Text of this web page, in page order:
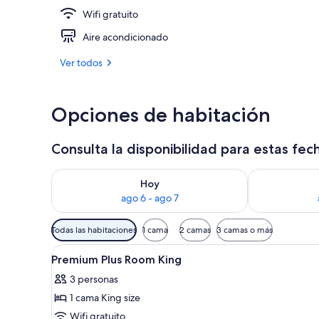
Wifi gratuito
Aire acondicionado
Ver todos
Opciones de habitación
Consulta la disponibilidad para estas
Hoy
ago 6 - ago 7
Consulta la disponibilidad para hoy ago 6 - ago 7
Consulta la
Filtros
disponibles
para
habitaciones
Todas las habitaciones 1 cama 2 camas 3 camas o más
Ver
todas
las
fotos
1 habitación y ropa de cama
13
Premium Plus Room King
3 personas
1 cama King size
Wifi gratuito